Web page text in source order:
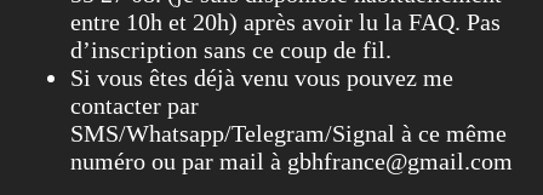
entre 10h et 20h) après avoir lu la FAQ. Pas
d’inscription sans ce coup de fil.
Si vous êtes déjà venu vous pouvez me
contacter par
SMS/Whatsapp/Telegram/Signal à ce même
numéro ou par mail à gbhfrance@gmail.com